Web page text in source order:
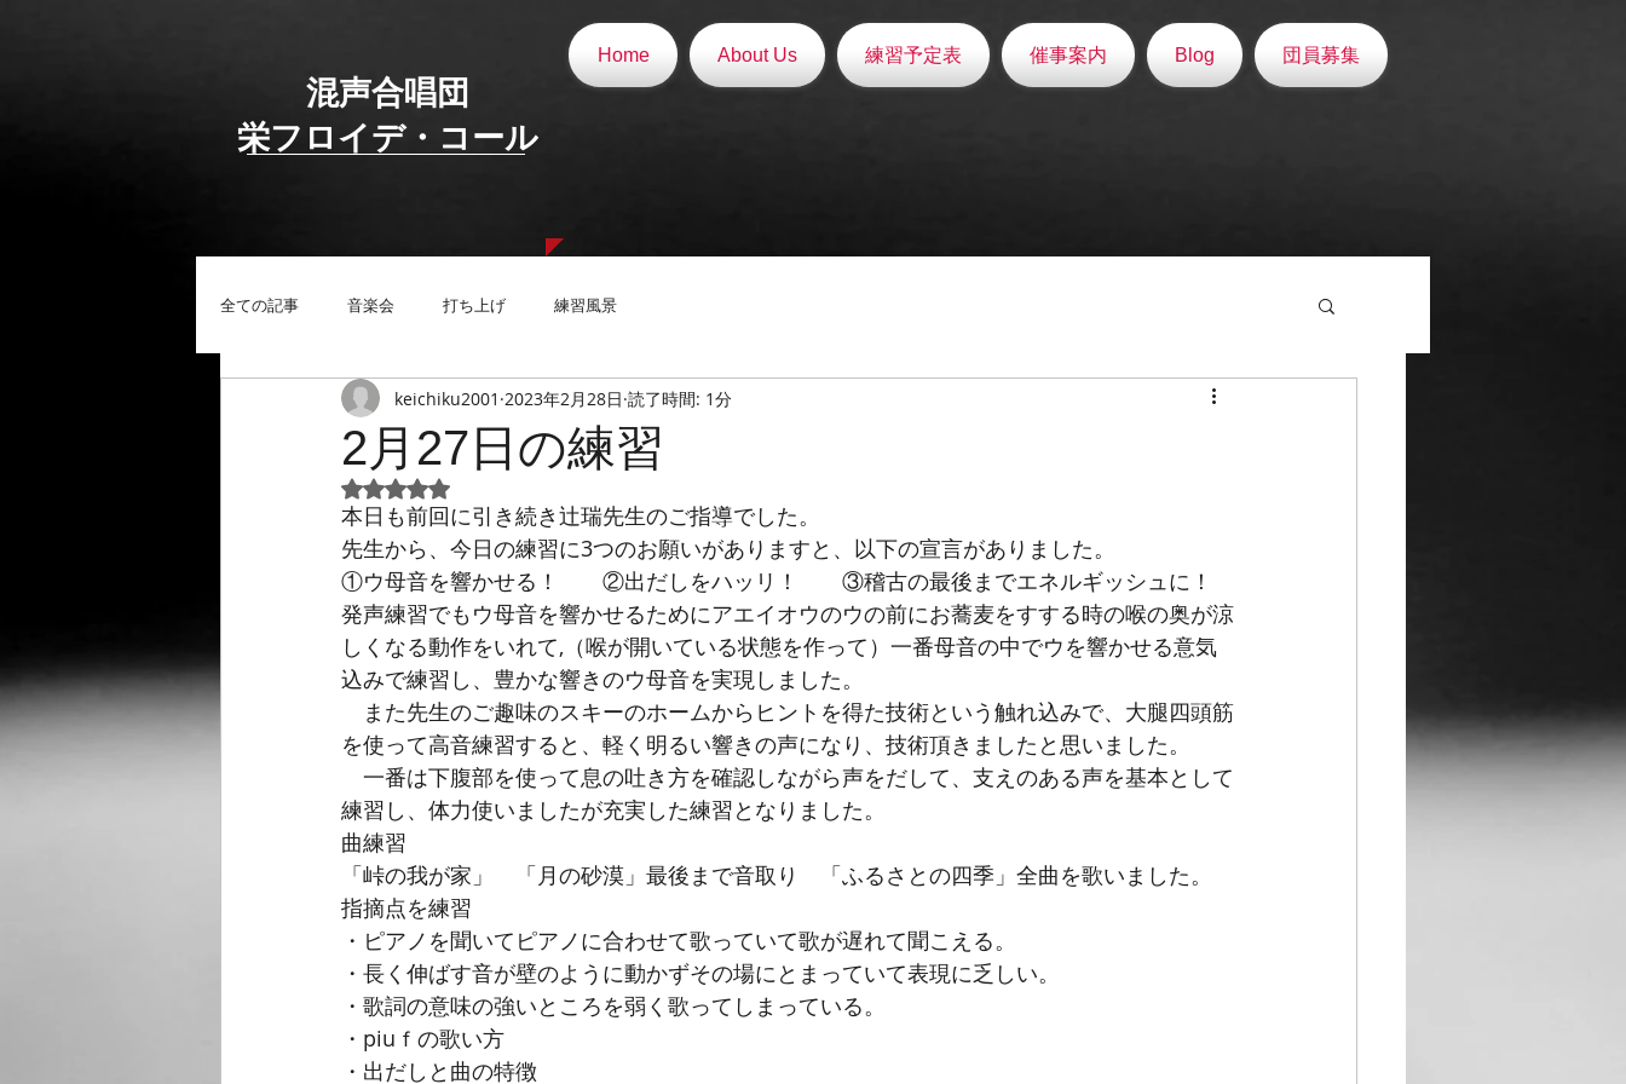
混声合唱団
​栄フロイデ・コール
Home About Us 練習予定表 催事案内 Blog 団員募集
全ての記事 音楽会 打ち上げ 練習風景
2月27日の練習
keichiku2001 2023年2月28日 読了時間: 1分
5つ星のうちNaNと評価されています。
本日も前回に引き続き辻瑞先生のご指導でした。
先生から、今日の練習に3つのお願いがありますと、以下の宣言がありました。
①ウ母音を響かせる！　　②出だしをハッリ！　　③稽古の最後までエネルギッシュに！
発声練習でもウ母音を響かせるためにアエイオウのウの前にお蕎麦をすする時の喉の奥が涼
しくなる動作をいれて,（喉が開いている状態を作って）一番母音の中でウを響かせる意気
込みで練習し、豊かな響きのウ母音を実現しました。
また先生のご趣味のスキーのホームからヒントを得た技術という触れ込みで、大腿四頭筋
を使って高音練習すると、軽く明るい響きの声になり、技術頂きましたと思いました。
一番は下腹部を使って息の吐き方を確認しながら声をだして、支えのある声を基本として
練習し、体力使いましたが充実した練習となりました。
曲練習
「峠の我が家」　「月の砂漠」最後まで音取り　「ふるさとの四季」全曲を歌いました。
指摘点を練習
・ピアノを聞いてピアノに合わせて歌っていて歌が遅れて聞こえる。
・長く伸ばす音が壁のように動かずその場にとまっていて表現に乏しい。
・歌詞の意味の強いところを弱く歌ってしまっている。
・piuｆの歌い方
・出だしと曲の特徴